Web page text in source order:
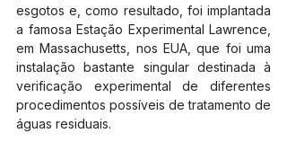
esgotos e, como resultado, foi implantada
a famosa Estação Experimental Lawrence,
em Massachusetts, nos EUA, que foi uma
instalação bastante singular destinada à
verificação experimental de diferentes
procedimentos possíveis de tratamento de
águas residuais.